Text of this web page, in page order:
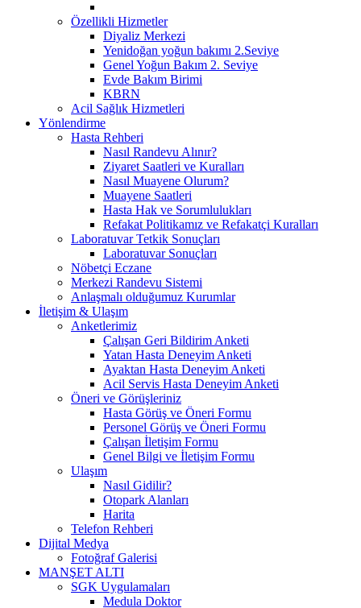
Özellikli Hizmetler
Diyaliz Merkezi
Yenidoğan yoğun bakımı 2.Seviye
Genel Yoğun Bakım 2. Seviye
Evde Bakım Birimi
KBRN
Acil Sağlık Hizmetleri
Yönlendirme
Hasta Rehberi
Nasıl Randevu Alınır?
Ziyaret Saatleri ve Kuralları
Nasıl Muayene Olurum?
Muayene Saatleri
Hasta Hak ve Sorumlulukları
Refakat Politikamız ve Refakatçi Kuralları
Laboratuvar Tetkik Sonuçları
Laboratuvar Sonuçları
Nöbetçi Eczane
Merkezi Randevu Sistemi
Anlaşmalı olduğumuz Kurumlar
İletişim & Ulaşım
Anketlerimiz
Çalışan Geri Bildirim Anketi
Yatan Hasta Deneyim Anketi
Ayaktan Hasta Deneyim Anketi
Acil Servis Hasta Deneyim Anketi
Öneri ve Görüşleriniz
Hasta Görüş ve Öneri Formu
Personel Görüş ve Öneri Formu
Çalışan İletişim Formu
Genel Bilgi ve İletişim Formu
Ulaşım
Nasıl Gidilir?
Otopark Alanları
Harita
Telefon Rehberi
Dijital Medya
Fotoğraf Galerisi
MANŞET ALTI
SGK Uygulamaları
Medula Doktor